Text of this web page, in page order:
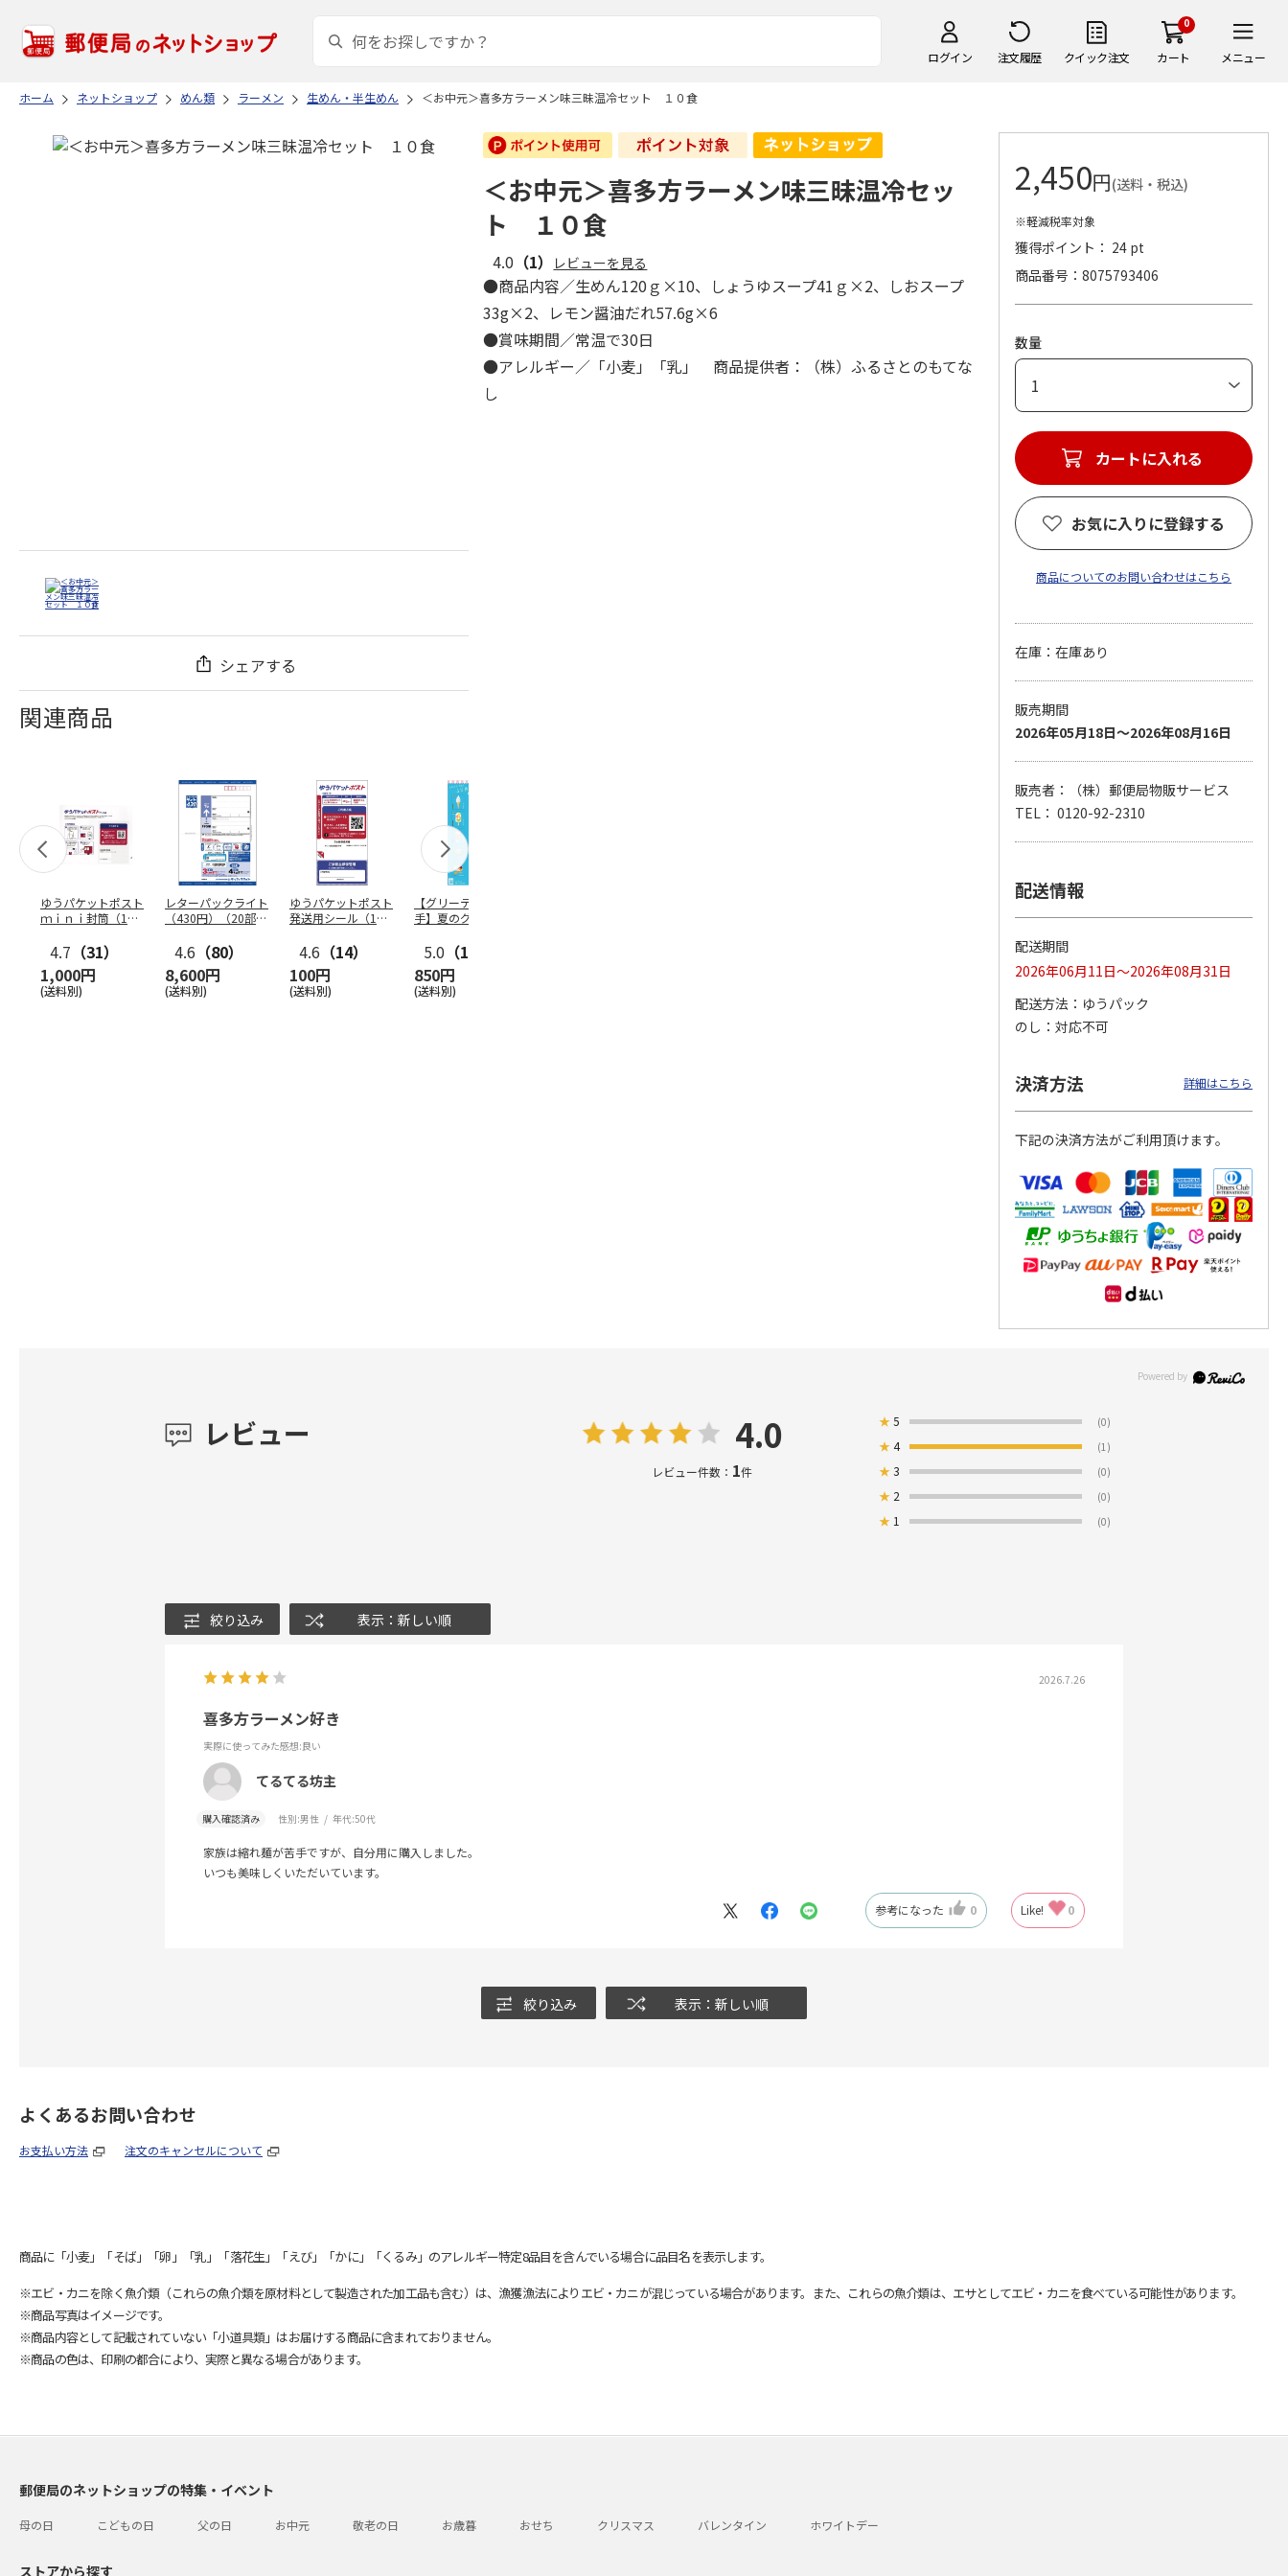
ログイン 注文履歴 クイック注文
0
カート メニュー
ホーム ネットショップ めん類 ラーメン 生めん・半生めん ＜お中元＞喜多方ラーメン味三昧温冷セット １０食
シェアする
関連商品
ゆうパケットポスト
ｍｉｎｉ封筒（1個
4.7 （31）
1,000円
(送料別)
レターパックライト
（430円）（20部セ
4.6 （80）
8,600円
(送料別)
ゆうパケットポスト
発送用シール（1個
4.6 （14）
100円
(送料別)
【グリーティング切
手】夏のグリーティ
5.0 （10）
850円
(送料別)
手】ハッピーグリー
【グリーティング切
手】グリーティング
円…
4.8（11）
5,500円
通切手・千鳥（1シ
11,000円
＜お中元＞喜多方ラーメン味三昧温冷セッ
ト １０食
4.0 （1） レビューを見る
●商品内容／生めん120ｇ×10、しょうゆスープ41ｇ×2、しおスープ
33g×2、レモン醤油だれ57.6g×6
●賞味期間／常温で30日
●アレルギー／「小麦」「乳」 商品提供者：（株）ふるさとのもてな
し
2,450円(送料・税込)
※軽減税率対象
獲得ポイント： 24 pt
商品番号
8075793406
数量
カートに入れる
お気に入りに登録する
商品についてのお問い合わせはこちら
在庫：在庫あり
販売期間
2026年05月18日～2026年08月16日
販売者：（株）郵便局物販サービス
TEL： 0120-92-2310
配送情報
配送期間
2026年06月11日～2026年08月31日
配送方法
ゆうパック
のし
対応不可
決済方法 詳細はこちら
下記の決済方法がご利用頂けます。
レビュー 4.0
レビュー件数： 1件
★5 (0)
★4 (1)
★3 (0)
★ 2 (0)
★ 1 (0)
絞り込み 表示：新しい順
2026.7.26
喜多方ラーメン好き
実際に使ってみた感想:良い
てるてる坊主
購入確認済み 性別:男性 年代:50代
家族は縮れ麺が苦手ですが、自分用に購入しました。
いつも美味しくいただいています。
参考になった 0 Like! 0
絞り込み 表示：新しい順
よくあるお問い合わせ
お支払い方法 注文のキャンセルについて
商品に「小麦」「そば」「卵」「乳」「落花生」「えび」「かに」「くるみ」のアレルギー特定8品目を含んでいる場合に品目名を表示します。
※エビ・カニを除く魚介類（これらの魚介類を原材料として製造された加工品も含む）は、漁獲漁法によりエビ・カニが混じっている場合があります。また、これらの魚介類は、エサとしてエビ・カニを食べている可能性があります。
※商品写真はイメージです。
※商品内容として記載されていない「小道具類」はお届けする商品に含まれておりません。
※商品の色は、印刷の都合により、実際と異なる場合があります。
郵便局のネットショップの特集・イベント
母の日 こどもの日 父の日 お中元 敬老の日 お歳暮 おせち クリスマス バレンタイン ホワイトデー
ストアから探す